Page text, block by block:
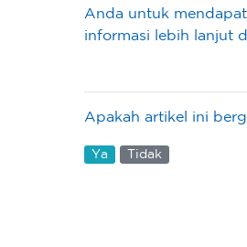
Anda untuk
informasi lebih lanjut
Apakah artikel ini
Ya Tidak